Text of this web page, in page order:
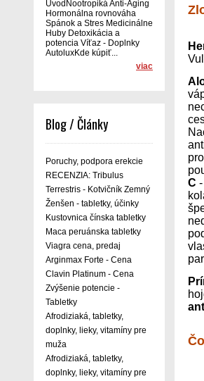
ÚvodNootropiká Anti-Aging
Hormonálna rovnováha
Spánok a Stres Medicinálne
Huby Detoxikácia a
potencia Víťaz - Doplnky
AutoluxKde kúpiť...
viac
Blog / Články
Poruchy, podpora erekcie
RECENZIA: Tribulus
Terrestris - Kotvičník Zemný
Ženšen - tabletky, účinky
Kustovnica čínska tabletky
Maca peruánska tabletky
Viagra cena, predaj
Arginmax Forte - Cena
Clavin Platinum - Cena
Zvýšenie potencie -
Tabletky
Afrodiziaká, tabletky,
doplnky, lieky, vitamíny pre
muža
Afrodiziaká, tabletky,
doplnky, lieky, vitamíny pre
C